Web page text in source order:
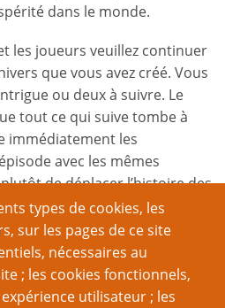
dans le monde.
les joueurs veuillez continuer
que vous avez créé. Vous
ou deux à suivre. Le
tout ce qui suive tombe à
immédiatement les
avec les mêmes
de déplacer l’histoire des
pourraient être les
d’origine et la menace
inédite et tout aussi
par leurs ancêtres.
types de cookies, les
sur les pages de ce site
nécessaires au
; les cookies fonctionnels,
utilisateur ; les